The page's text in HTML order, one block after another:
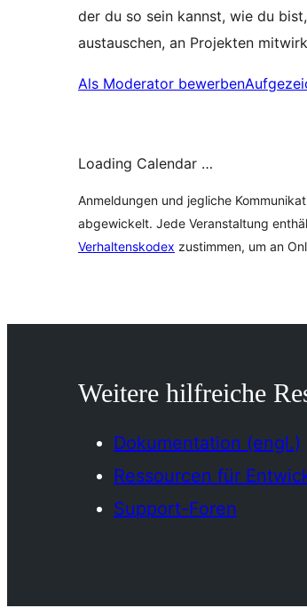
der du so sein kannst, wie du
austauschen, an Projekten
Als Moderator bewerben
Loading Calendar …
Anmeldungen und jegliche
abgewickelt. Jede Veranstaltung
Verhaltenskodex zustimmen, um an
Weitere hilfreiche
Dokumentation (engl.)
Ressourcen für
Support-Foren